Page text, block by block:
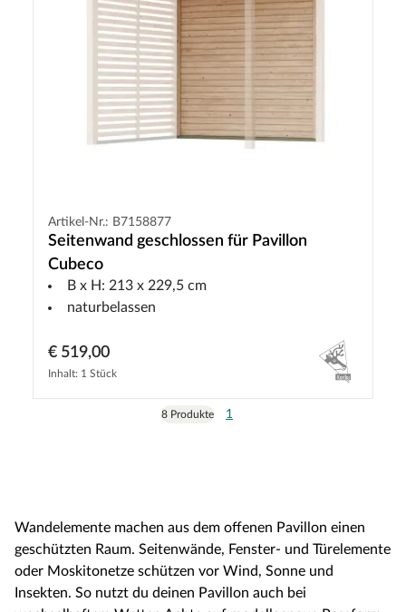
Artikel-Nr.: B7158877
Seitenwand geschlossen für Pavillon
Cubeco
B x H: 213 x 229,5 cm
naturbelassen
€ 519,00
Inhalt: 1 Stück
8 Produkte 1
Wandelemente machen aus dem offenen Pavillon einen
geschützten Raum. Seitenwände, Fenster- und Türelemente
oder Moskitonetze schützen vor Wind, Sonne und
Insekten. So nutzt du deinen Pavillon auch bei